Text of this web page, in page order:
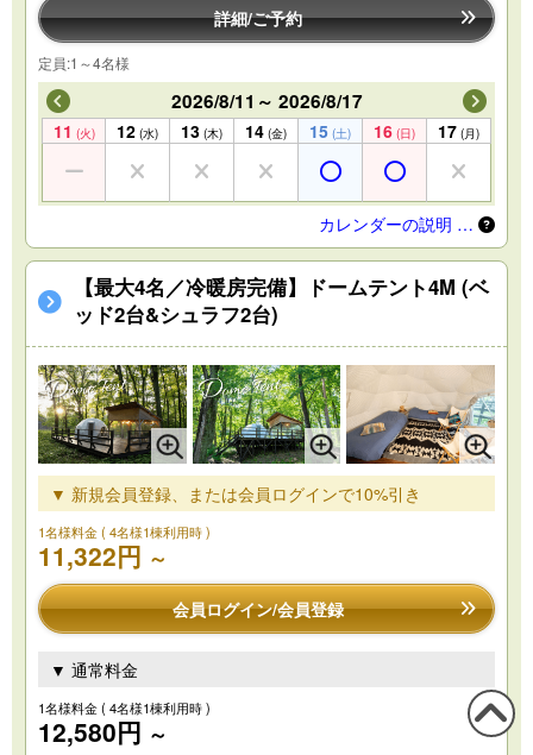
詳細/ご予約
定員:1～4名様
2026/8/11～ 2026/8/17
11 (火) 12 (水) 13 (木) 14 (金) 15 (土) 16 (日) 17 (月)
カレンダーの説明 …
【最大4名／冷暖房完備】ドームテント4M (ベ
ッド2台&シュラフ2台)
▼ 新規会員登録、または会員ログインで10%引き
1名様料金( 4名様1棟利用時 )
11,322円 ～
会員ログイン/会員登録
▼ 通常料金
1名様料金( 4名様1棟利用時 )
12,580円 ～